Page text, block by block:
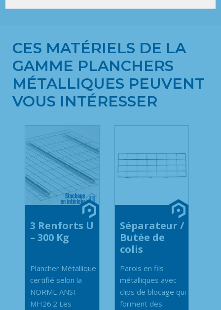
CES MATÉRIELS DE LA
GAMME PLANCHERS
MÉTALLIQUES PEUVENT
VOUS INTÉRESSER
3 Renforts U
– 300 Kg
Plancher Métallique
certifié selon la
NORME ANSI
MH26.2 Les
Séparateur /
Butée de
colis
Parois en fils
métalliques avec
clips de blocage qui
forment des